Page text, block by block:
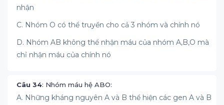
nhận
C. Nhóm O có thể truyền cho cả 3 nhóm và chính nó
D. Nhóm AB không thể nhận máu của nhóm A,B,O mà
chỉ nhận máu của chính nó
Câu 34: Nhóm máu hệ ABO:
A. Những kháng nguyên A và B thể hiện các gen A và B